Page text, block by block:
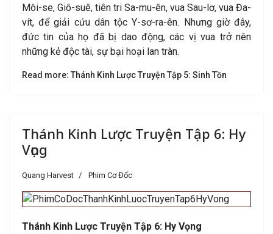
Môi-se, Giô-suê, tiên tri Sa-mu-ên, vua Sau-lơ, vua Đa-
vít, để giải cứu dân tộc Y-sơ-ra-ên. Nhưng giờ đây,
đức tin của họ đã bị dao động, các vị vua trở nên
những kẻ độc tài, sự bại hoại lan tràn.
Read more: Thánh Kinh Lược Truyện Tập 5: Sinh Tồn
Thánh Kinh Lược Truyện Tập 6: Hy
Vọng
Quang Harvest Phim Cơ Đốc
Thánh Kinh Lược Truyện Tập 6: Hy Vọng